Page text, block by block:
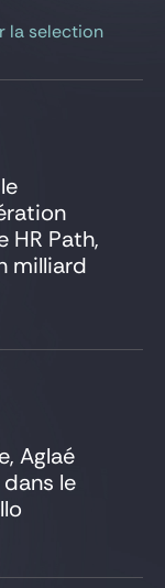
la selection
HR Path,
milliard
Aglaé
le